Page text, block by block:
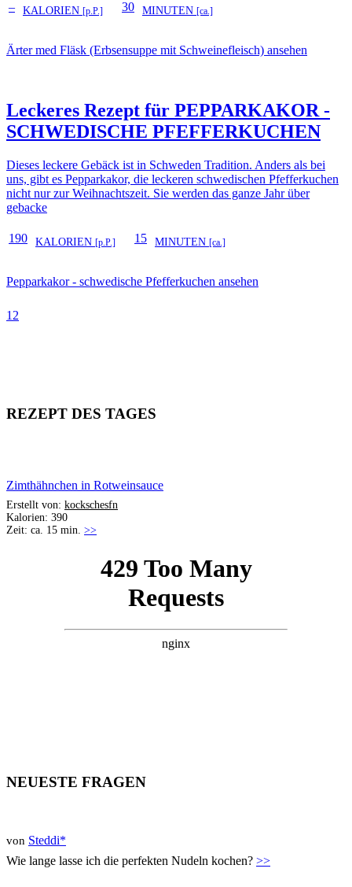
– KALORIEN [p.P.] 30 MINUTEN [ca.]
Ärter med Fläsk (Erbsensuppe mit Schweinefleisch) ansehen
Leckeres Rezept für PEPPARKAKOR -
SCHWEDISCHE PFEFFERKUCHEN
Dieses leckere Gebäck ist in Schweden Tradition. Anders als bei
uns, gibt es Pepparkakor, die leckeren schwedischen Pfefferkuchen
nicht nur zur Weihnachtszeit. Sie werden das ganze Jahr über
gebacke
190 KALORIEN [p.P.] 15 MINUTEN [ca.]
Pepparkakor - schwedische Pfefferkuchen ansehen
1 2
REZEPT DES TAGES
Zimthähnchen in Rotweinsauce
Erstellt von: kockschesfn
Kalorien: 390
Zeit: ca. 15 min. >>
NEUESTE FRAGEN
von Steddi*
Wie lange lasse ich die perfekten Nudeln kochen? >>